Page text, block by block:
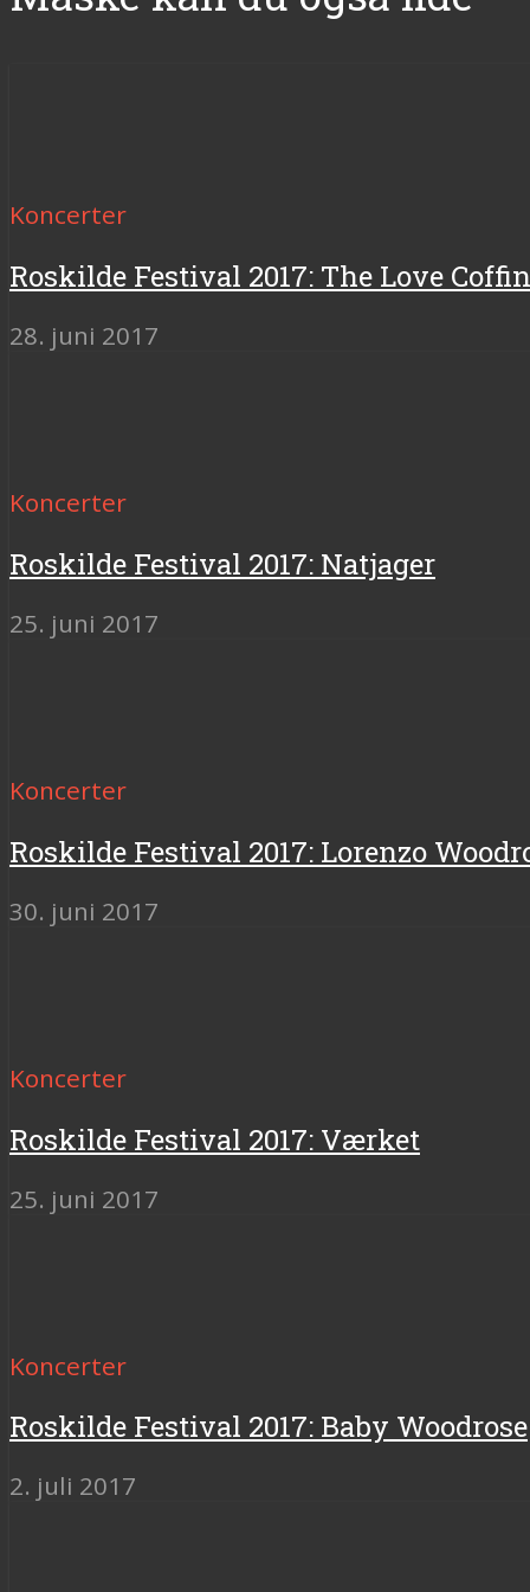
Koncerter
Roskilde Festival 2017: The Love Coffin
28. juni 2017
Koncerter
Roskilde Festival 2017: Natjager
25. juni 2017
Koncerter
Roskilde Festival 2017: Lorenzo
30. juni 2017
Koncerter
Roskilde Festival 2017: Værket
25. juni 2017
Koncerter
Roskilde Festival 2017: Baby Woodrose
2. juli 2017